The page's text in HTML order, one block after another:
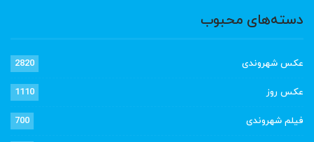
دسته‌های محبوب
عکس شهروندی 2820
عکس روز 1110
فیلم شهروندی 700